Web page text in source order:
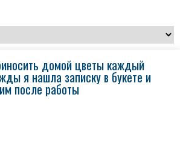
домой цветы каждый
я нашла записку в букете и
после работы